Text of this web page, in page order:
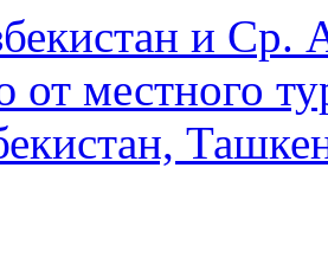
и Ср.
местного